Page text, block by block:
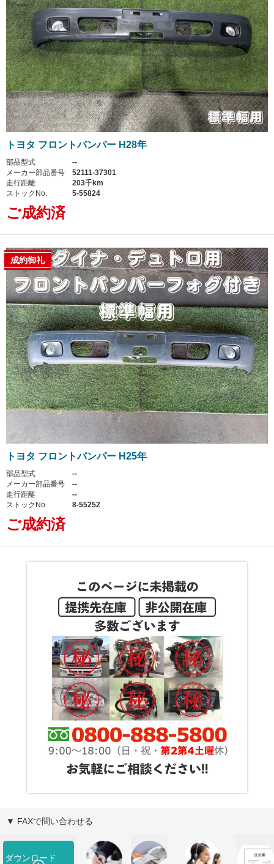
トヨタ フロントバンパー H28年
部品型式
--
メーカー部品番号
52111-37301
走行距離
203千km
ストックNo.
5-55824
ご成約済
成約御礼
トヨタ フロントバンパー H25年
部品型式
--
メーカー部品番号
--
走行距離
--
ストックNo.
8-55252
ご成約済
▼ FAXで問い合わせる
ダウンロード